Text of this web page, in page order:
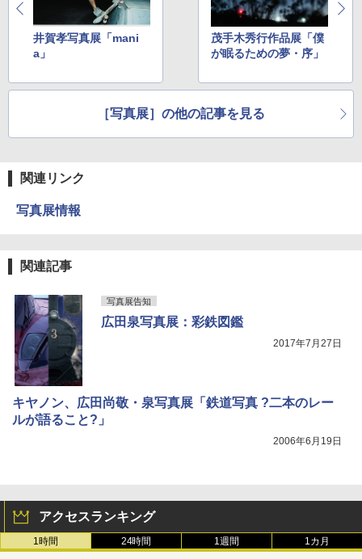
井賀孝写真展「mani
a」
茂手木秀行作品展「僕
が眠るための夢・序」
［写真展］の他の記事を見る
関連リンク
写真展情報
関連記事
写真展告知
広田泉写真展：彩鉄図鑑
2017年7月27日
キヤノン、広田尚敬・泉写真展「鉄道写真 ?二本のレー
ルが語ること?」
2006年6月19日
アクセスランキング
1時間 24時間 1週間 1カ月